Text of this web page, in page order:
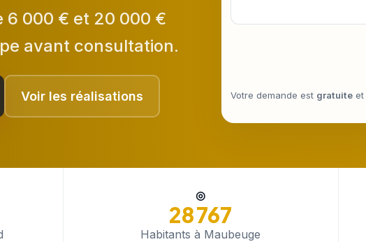
6 000 € et 20 000 €
avant consultation.
Voir les réalisations Votre demande est gratuite et
◎
28 767
Habitants à Maubeuge